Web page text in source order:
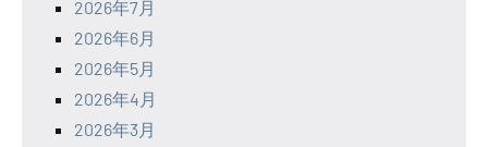
2026年7月
2026年6月
2026年5月
2026年4月
2026年3月